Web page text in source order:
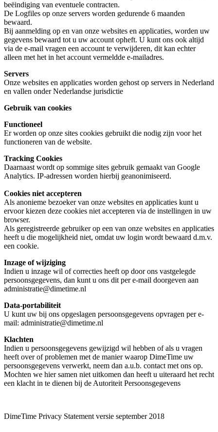
beëindiging van eventuele contracten.
De Logfiles op onze servers worden gedurende 6 maanden
bewaard.
Bij aanmelding op en van onze websites en applicaties, worden uw
gegevens bewaard tot u uw account opheft. U kunt ons ook altijd
via de e-mail vragen een account te verwijderen, dit kan echter
alleen met het in het account vermeldde e-mailadres.
Servers
Onze websites en applicaties worden gehost op servers in Nederland
en vallen onder Nederlandse jurisdictie
Gebruik van cookies
Functioneel
Er worden op onze sites cookies gebruikt die nodig zijn voor het
functioneren van de website.
Tracking Cookies
Daarnaast wordt op sommige sites gebruik gemaakt van Google
Analytics. IP-adressen worden hierbij geanonimiseerd.
Cookies niet accepteren
Als anonieme bezoeker van onze websites en applicaties kunt u
ervoor kiezen deze cookies niet accepteren via de instellingen in uw
browser.
Als geregistreerde gebruiker op een van onze websites en applicaties
heeft u die mogelijkheid niet, omdat uw login wordt bewaard d.m.v.
een cookie.
Inzage of wijziging
Indien u inzage wil of correcties heeft op door ons vastgelegde
persoonsgegevens, dan kunt u ons dit per e-mail doorgeven aan
administratie@dimetime.nl
Data-portabiliteit
U kunt uw bij ons opgeslagen persoonsgegevens opvragen per e-
mail: administratie@dimetime.nl
Klachten
Indien u persoonsgegevens gewijzigd wil hebben of als u vragen
heeft over of problemen met de manier waarop DimeTime uw
persoonsgegevens verwerkt, neem dan a.u.b. contact met ons op.
Mochten we hier samen niet uitkomen dan heeft u uiteraard het recht
een klacht in te dienen bij de Autoriteit Persoonsgegevens
DimeTime Privacy Statement versie september 2018